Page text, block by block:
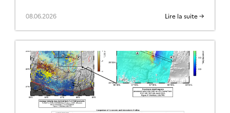
08.06.2026 Lire la suite →